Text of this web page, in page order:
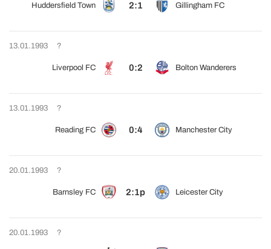
Huddersfield Town 2:1 Gillingham FC
13.01.1993 ?
Liverpool FC 0:2 Bolton Wanderers
13.01.1993 ?
Reading FC 0:4 Manchester City
20.01.1993 ?
Barnsley FC 2:1p Leicester City
20.01.1993 ?